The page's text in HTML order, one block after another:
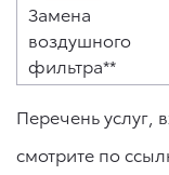
Замена
воздушного
фильтра**
Перечень услуг,
смотрите по